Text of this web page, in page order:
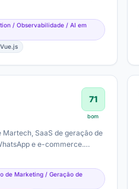
médio provável…
/ Observabilidade / AI em
Vue.js
71
bom
Martech, SaaS de geração de
e e-commerce.
marketing…
de Marketing / Geração de